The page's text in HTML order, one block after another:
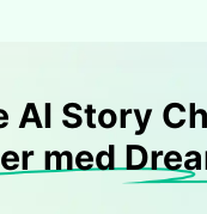
AI Story
med